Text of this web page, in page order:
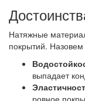
Натяжные
покрытий. Назовем
выпадает
ровное